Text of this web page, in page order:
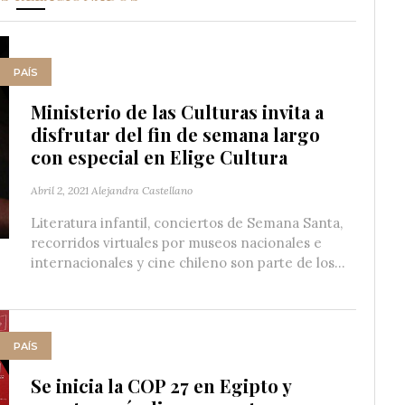
PAÍS
Ministerio de las Culturas invita a
disfrutar del fin de semana largo
con especial en Elige Cultura
Abril 2, 2021 Alejandra Castellano
Literatura infantil, conciertos de Semana Santa,
recorridos virtuales por museos nacionales e
internacionales y cine chileno son parte de los...
PAÍS
Se inicia la COP 27 en Egipto y